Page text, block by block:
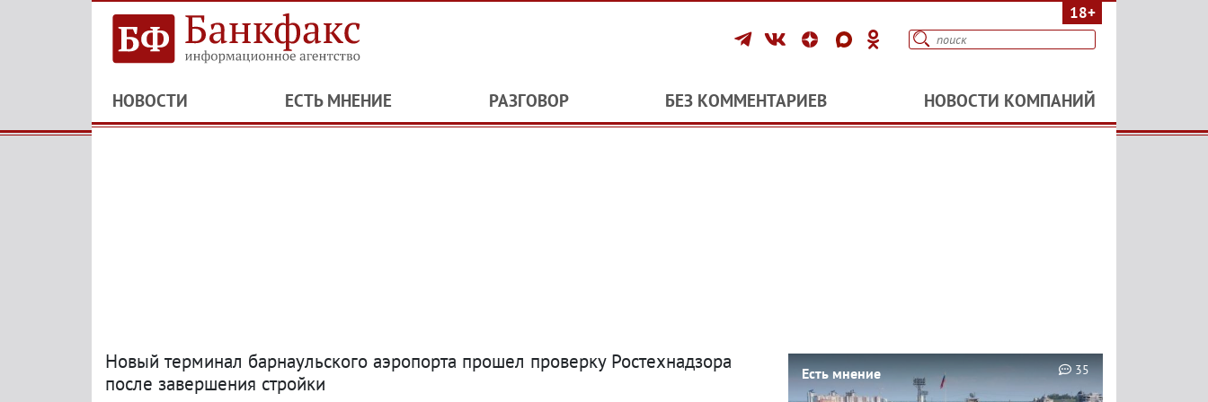
18+
НОВОСТИ ЕСТЬ МНЕНИЕ РАЗГОВОР БЕЗ КОММЕНТАРИЕВ НОВОСТИ КОМПАНИЙ
Новый терминал барнаульского аэропорта прошел проверку Ростехнадзора
после завершения стройки
Есть мнение 35